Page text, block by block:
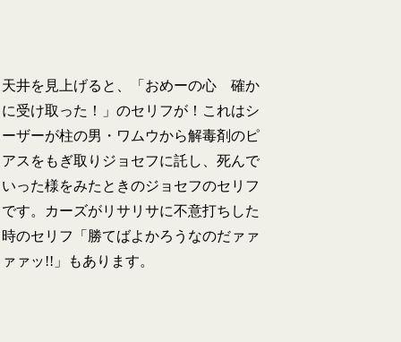
天井を見上げると、「おめーの心 確か
に受け取った！」のセリフが！これはシ
ーザーが柱の男・ワムウから解毒剤のピ
アスをもぎ取りジョセフに託し、死んで
いった様をみたときのジョセフのセリフ
です。カーズがリサリサに不意打ちした
時のセリフ「勝てばよかろうなのだァァ
ァァッ!!」もあります。